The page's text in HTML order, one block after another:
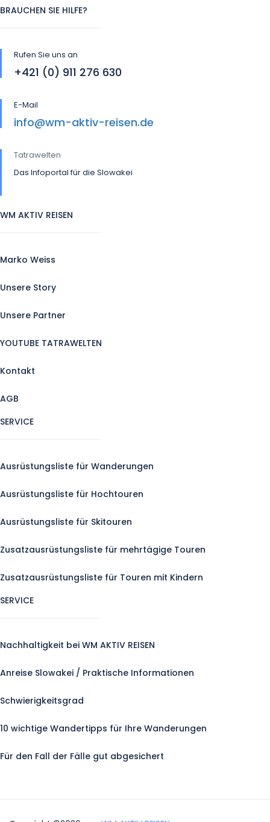
BRAUCHEN SIE HILFE?
Rufen Sie uns an
+421 (0) 911 276 630
E-Mail
info@wm-aktiv-reisen.de
Tatrawelten
Das Infoportal für die Slowakei
WM AKTIV REISEN
Marko Weiss
Unsere Story
Unsere Partner
YOUTUBE TATRAWELTEN
Kontakt
AGB
SERVICE
Ausrüstungsliste für Wanderungen
Ausrüstungsliste für Hochtouren
Ausrüstungsliste für Skitouren
Zusatzausrüstungsliste für mehrtägige Touren
Zusatzausrüstungsliste für Touren mit Kindern
SERVICE
Nachhaltigkeit bei WM AKTIV REISEN
Anreise Slowakei / Praktische Informationen
Schwierigkeitsgrad
10 wichtige Wandertipps für Ihre Wanderungen
Für den Fall der Fälle gut abgesichert